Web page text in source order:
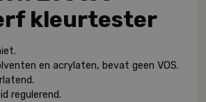
kleurtester
en acrylaten, bevat geen VOS.
regulerend.